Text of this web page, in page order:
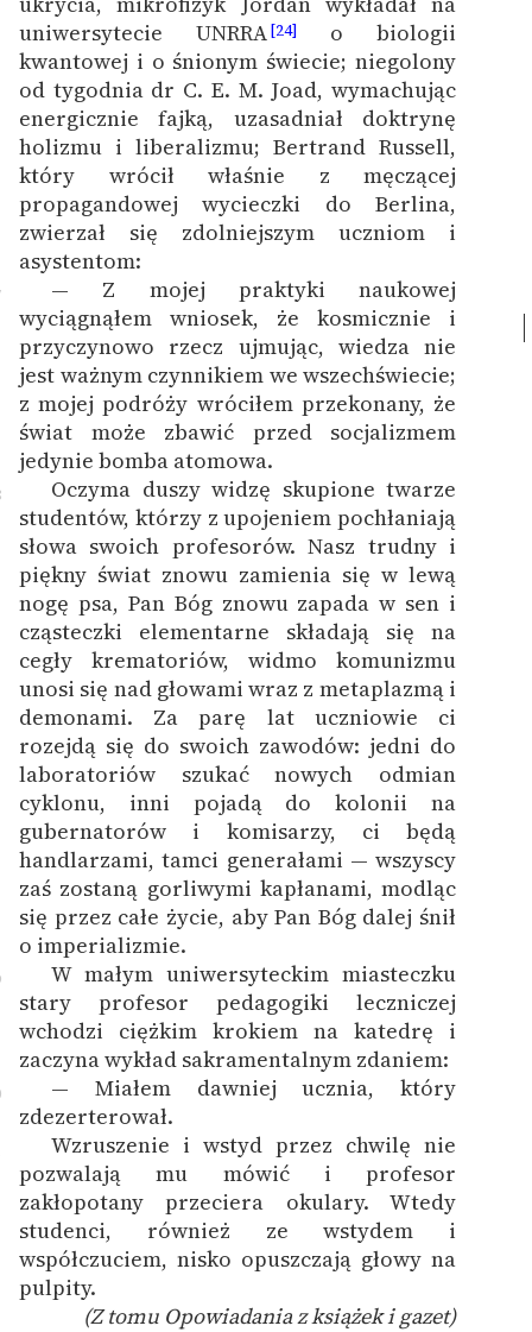
uniwersytecie UNRRA[24]
o biologii
kwantowej i o śnionym świecie; niegolony
od tygodnia dr C. E. M. Joad, wymachując
energicznie fajką, uzasadniał doktrynę
holizmu i liberalizmu; Bertrand Russell,
który wrócił właśnie z męczącej
propagandowej wycieczki do Berlina,
zwierzał się zdolniejszym uczniom i
asystentom:
— Z mojej praktyki naukowej
wyciągnąłem wniosek, że kosmicznie i
przyczynowo rzecz ujmując, wiedza nie
jest ważnym czynnikiem we wszechświecie;
z mojej podróży wróciłem przekonany, że
świat może zbawić przed socjalizmem
jedynie bomba atomowa.
Oczyma duszy widzę skupione twarze
studentów, którzy z upojeniem pochłaniają
słowa swoich profesorów. Nasz trudny i
piękny świat znowu zamienia się w lewą
nogę psa, Pan Bóg znowu zapada w sen i
cząsteczki elementarne składają się na
cegły krematoriów, widmo komunizmu
unosi się nad głowami wraz z metaplazmą i
demonami. Za parę lat uczniowie ci
rozejdą się do swoich zawodów: jedni do
laboratoriów szukać nowych odmian
cyklonu, inni pojadą do kolonii na
gubernatorów i komisarzy, ci będą
handlarzami, tamci generałami — wszyscy
zaś zostaną gorliwymi kapłanami, modląc
się przez całe życie, aby Pan Bóg dalej śnił
o imperializmie.
W małym uniwersyteckim miasteczku
stary profesor pedagogiki leczniczej
wchodzi ciężkim krokiem na katedrę i
zaczyna wykład sakramentalnym zdaniem:
— Miałem dawniej ucznia, który
zdezerterował.
Wzruszenie i wstyd przez chwilę nie
pozwalają mu mówić i profesor
zakłopotany przeciera okulary. Wtedy
studenci, również ze wstydem i
współczuciem, nisko opuszczają głowy na
pulpity.
(Z tomu Opowiadania z książek i gazet)